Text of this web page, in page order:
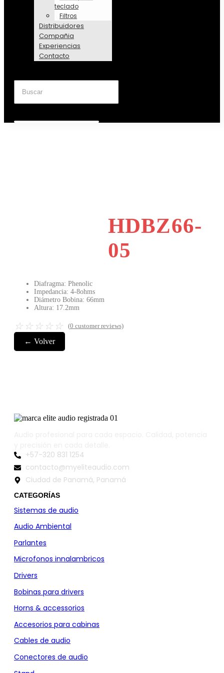
teclado
Filtros
Distribuidores
Compañia
Experiencias
Contacto
HDBZ66-
05
Diafragma: Phenolic
Impedancia: 4-8ohms
Diámetro Bobina: 66mm
Altura: 17.2mm
☆ ☆ ☆ ☆ ☆ (0 customer reviews)
← Volver
+57-320 831 1254
contacto@myeliteaudio.com
Ciudad de Panamá, Panamá
CATEGORÍAS
Sistemas de audio
Audio Ambiental
Parlantes
Microfonos innalambricos
Drivers
Bobinas para drivers
Horns & accessorios
Accesorios para cabinas
Cables de audio
Conectores de audio